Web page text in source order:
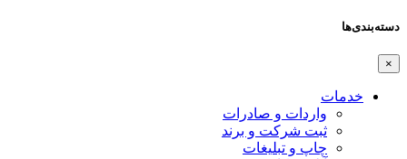
دسته‌بندی‌ها
×
خدمات
واردات و صادرات
ثبت شرکت و برند
چاپ و تبلیغات